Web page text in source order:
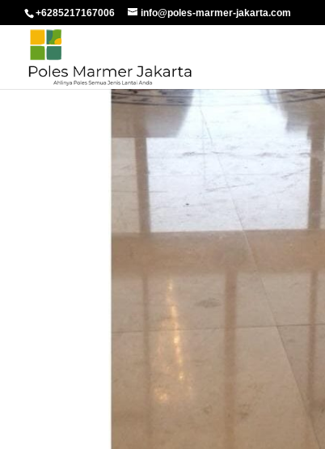
+6285217167006 info@poles-marmer-jakarta.com